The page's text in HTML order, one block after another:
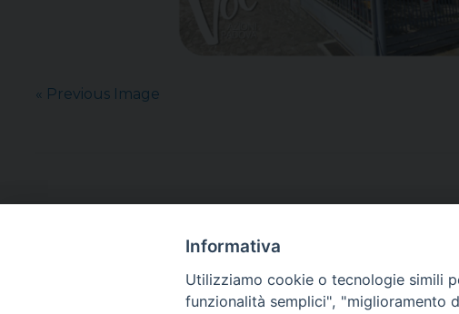
« Previous Image
Informativa
Utilizziamo cookie o tecnologie simili
funzionalità semplici", "miglioramento